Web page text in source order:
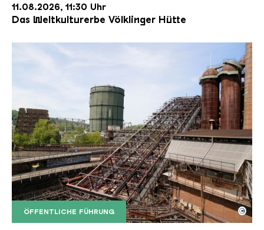
11.08.2026, 11:30 Uhr
Das Weltkulturerbe Völklinger Hütte
ÖFFENTLICHE FÜHRUNG
Der Erzschrägaufzug der Völklinger Hütte mit
Copyright: Weltkulturerbe Völklinger Hütte | Karl
©